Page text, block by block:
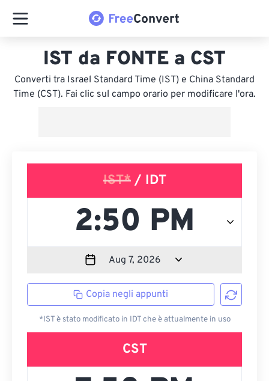
IST da FONTE a CST
Converti tra Israel Standard Time (IST) e China Standard
Time (CST). Fai clic sul campo orario per modificare l'ora.
IST*/ IDT
Copia negli appunti
*IST è stato modificato in IDT che è attualmente in uso
CST